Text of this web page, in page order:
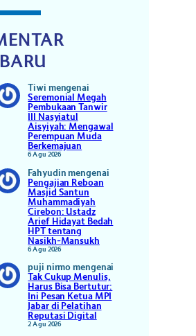
Tiwi mengenai
Seremonial Megah
Pembukaan Tanwir
III Nasyiatul
Aisyiyah: Mengawal
Perempuan Muda
Berkemajuan
6 Agu 2026
Fahyudinmengenai
Pengajian Reboan
Masjid Santun
Muhammadiyah
Cirebon: Ustadz
Arief Hidayat Bedah
HPT tentang
Nasikh-Mansukh
6 Agu 2026
puji nirmomengenai
Tak Cukup Menulis,
Harus Bisa Bertutur:
Ini Pesan Ketua MPI
Jabar di Pelatihan
Reputasi Digital
2 Agu 2026